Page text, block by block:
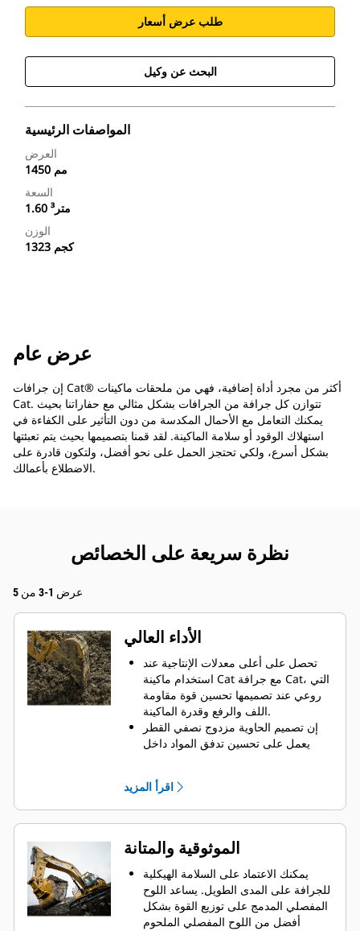
طلب عرض أسعار
البحث عن وكيل
المواصفات الرئيسية
العرض
1450 مم
السعة
1.60 متر³
الوزن
1323 كجم
عرض عام
إن جرافات Cat®‎ أكثر من مجرد أداة إضافية، فهي من ملحقات ماكينات
Cat. تتوازن كل جرافة من الجرافات بشكل مثالي مع حفاراتنا بحيث
يمكنك التعامل مع الأحمال المكدسة من دون التأثير على الكفاءة في
استهلاك الوقود أو سلامة الماكينة. لقد قمنا بتصميمها بحيث يتم تعبئتها
بشكل أسرع، ولكي تحتجز الحمل على نحو أفضل، ولتكون قادرة على
الاضطلاع بأعمالك.
نظرة سريعة على الخصائص
عرض 1-3 من 5
الأداء العالي
تحصل على أعلى معدلات الإنتاجية عند
استخدام ماكينة Cat مع جرافة Cat، التي
روعي عند تصميمها تحسين قوة مقاومة
اللف والرفع وقدرة الماكينة.
إن تصميم الحاوية مزدوج نصفي القطر
يعمل على تحسين تدفق المواد داخل
عدم سحب الجزء السفلي من الجرافة،
يزيد استهلاك الوقود إلى الحد الأقصى
أثناء الحفر. تم تصميم جرافات Cat بحيث
تخترق المواد بمنتهى السرعة لتحسين
تحميل كمية أكبر من المواد في أقل وقت
ممكن. يساعد شكل الجرافة والقضبان
الجانبية على الاحتفاظ بمعظم المواد في
الجرافة لكل حمولة.
اقرأ المزيد
الموثوقية والمتانة
يمكنك الاعتماد على السلامة الهيكلية
للجرافة على المدى الطويل. ‏‫يساعد اللوح
المفصلي المدمج على توزيع القوة بشكل
أفضل من اللوح المفصلي الملحوم